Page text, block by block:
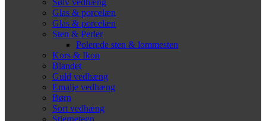
Sølv vedhæng
Glas & porcelæn
Glas & porcelæn
Sten & Perler
Polerede sten & lommesten
Kors & Ikon
Blandet
Guld vedhæng
Emalje vedhæng
Børn
Sort vedhæng
Stjernetegn